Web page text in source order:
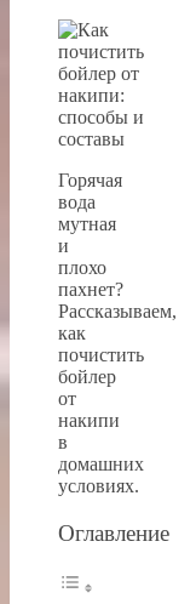
Горячая
вода
мутная
и
плохо
пахнет?
Рассказываем,
как
почистить
бойлер
от
накипи
в
домашних
условиях.
Оглавление